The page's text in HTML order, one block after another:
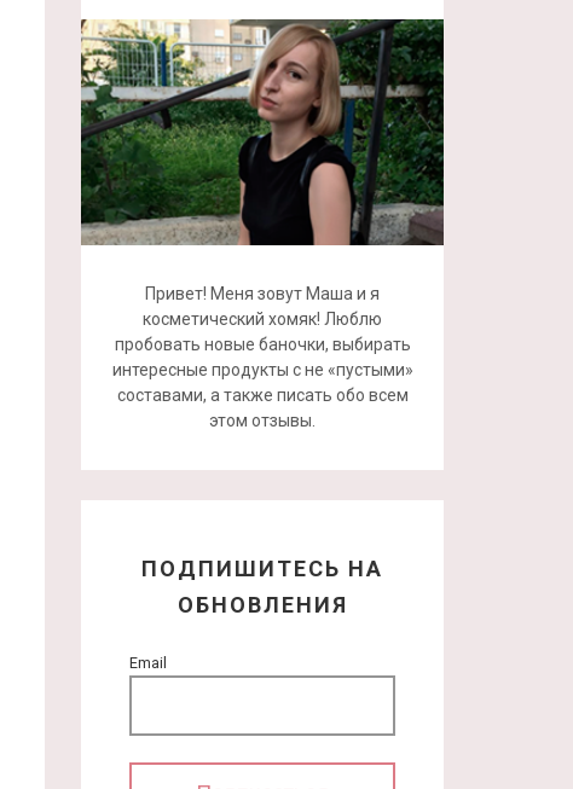
Привет! Меня зовут Маша и я
косметический хомяк! Люблю
пробовать новые баночки, выбирать
интересные продукты с не «пустыми»
составами, а также писать обо всем
этом отзывы.
ПОДПИШИТЕСЬ НА
ОБНОВЛЕНИЯ
Email